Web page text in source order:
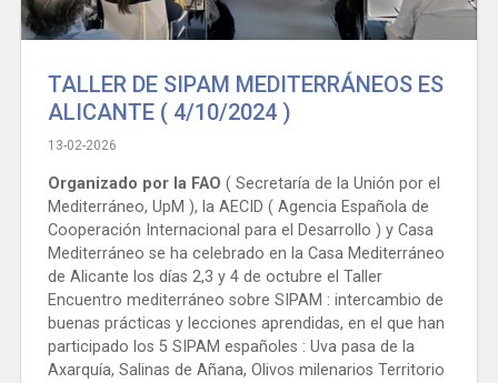
TALLER DE SIPAM MEDITERRÁNEOS ES
ALICANTE ( 4/10/2024 )
13-02-2026
Organizado por la FAO ( Secretaría de la Unión por el
Mediterráneo, UpM ), la AECID ( Agencia Española de
Cooperación Internacional para el Desarrollo ) y Casa
Mediterráneo se ha celebrado en la Casa Mediterráneo
de Alicante los días 2,3 y 4 de octubre el Taller
Encuentro mediterráneo sobre SIPAM : intercambio de
buenas prácticas y lecciones aprendidas, en el que han
participado los 5 SIPAM españoles : Uva pasa de la
Axarquía, Salinas de Añana, Olivos milenarios Territorio